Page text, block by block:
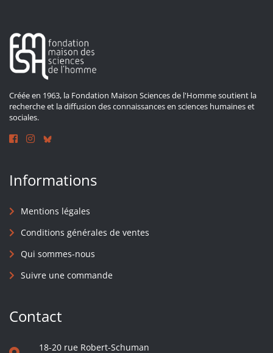
Créée en 1963, la Fondation Maison Sciences de l'Homme soutient la
recherche et la diffusion des connaissances en sciences humaines et
sociales.
Informations
Mentions légales
Conditions générales de ventes
Qui sommes-nous
Suivre une commande
Contact
18-20 rue Robert-Schuman